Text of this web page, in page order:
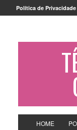
Política de Privacidade
HOME